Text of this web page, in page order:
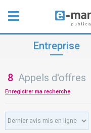
Entreprise
8 Appels d'offres
Enregistrer ma recherche